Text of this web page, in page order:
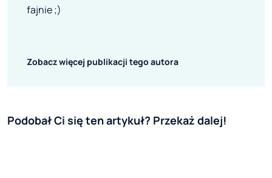
fajnie ;)
Zobacz więcej publikacji tego autora
Podobał Ci się ten artykuł? Przekaż dalej!